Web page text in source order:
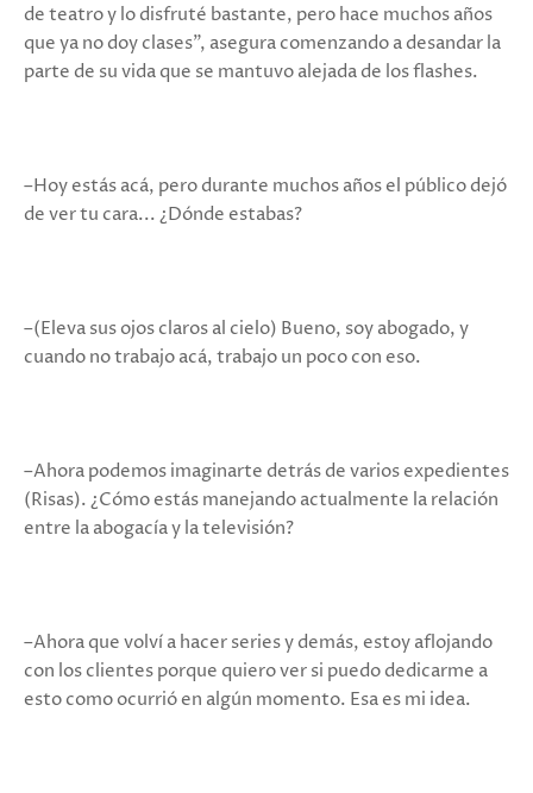
de teatro y lo disfruté bastante, pero hace muchos años
que ya no doy clases", asegura comenzando a desandar la
parte de su vida que se mantuvo alejada de los flashes.
–Hoy estás acá, pero durante muchos años el público dejó
de ver tu cara... ¿Dónde estabas?
–(Eleva sus ojos claros al cielo) Bueno, soy abogado, y
cuando no trabajo acá, trabajo un poco con eso.
–Ahora podemos imaginarte detrás de varios expedientes
(Risas). ¿Cómo estás manejando actualmente la relación
entre la abogacía y la televisión?
–Ahora que volví a hacer series y demás, estoy aflojando
con los clientes porque quiero ver si puedo dedicarme a
esto como ocurrió en algún momento. Esa es mi idea.